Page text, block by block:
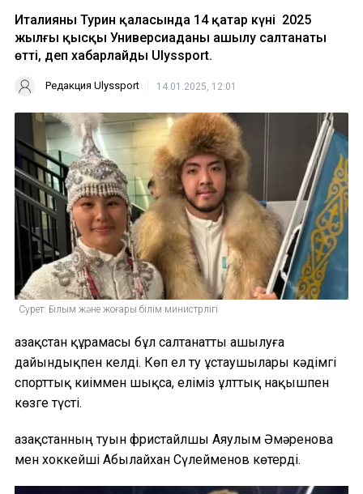
Италияның Турин қаласында 14 қаңтар күні 2025
жылғы қысқы Универсиаданың ашылу салтанаты
өтті, деп хабарлайды Ulyssport.
Редакция Ulyssport 14.01.2025, 12:01
Сурет: Ғылым және жоғары білім министрлігі
Қазақстан құрамасы бұл салтанатты ашылуға
дайындықпен келді. Көп ел ту ұстаушылары кәдімгі
спорттық киіммен шықса, еліміз ұлттық нақышпен
көзге түсті.
Қазақстанның туын фристайлшы Аяулым Әмәренова
мен хоккейші Абылайхан Сүлейменов көтерді.